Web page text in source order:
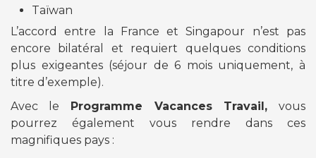
Taïwan
L’accord entre la France et Singapour n’est pas
encore bilatéral et requiert quelques conditions
plus exigeantes (séjour de 6 mois uniquement, à
titre d’exemple).
Avec le Programme Vacances Travail,vous
pourrez également vous rendre dans ces
magnifiques pays :